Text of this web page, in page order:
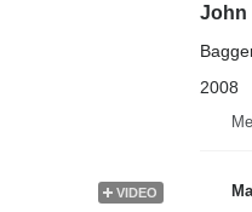
VIDEO
John
2008